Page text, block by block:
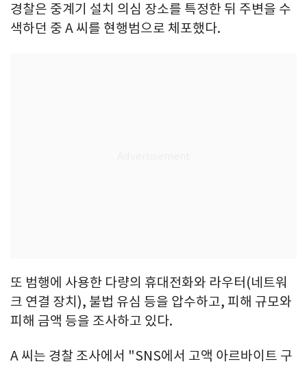
경찰은 중계기 설치 의심 장소를 특정한 뒤 주변을 수
색하던 중 A 씨를 현행범으로 체포했다.
또 범행에 사용한 다량의 휴대전화와 라우터(네트워
크 연결 장치), 불법 유심 등을 압수하고, 피해 규모와
피해 금액 등을 조사하고 있다.
A 씨는 경찰 조사에서 "SNS에서 고액 아르바이트 구